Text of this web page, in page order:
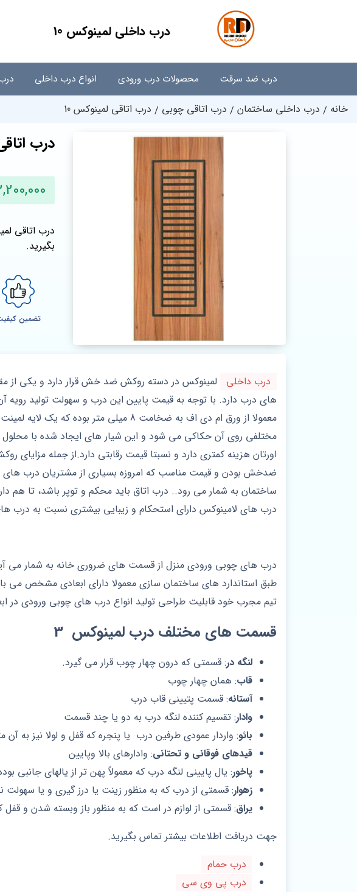
درب داخلی لمینوکس 10
درب ضد سرقت محصولات درب ورودی انواع درب داخلی
خانه درب داخلی ساختمان درب اتاقی چوبی درب اتاقی لمینوکس 10
درب
2,200,000
بگیرید.
تضمین
درب داخلی
لمینوکس در دسته روکش ضد خش قرار دارد و یکی از
های درب دارد. با توجه به قیمت پایین این درب و سهولت تولید رویه
مختلفی روی آن حکاکی می شود و این شیار های ایجاد شده با
اورتان هزینه کمتری دارد و نسبتا قیمت رقابتی دارد.از جمله
ضدخش بودن و قیمت مناسب که امروزه بسیاری از مشتریان درب های
ساختمان به شمار می رود.. درب اتاق باید محکم و توپر باشد، تا
درب های لامینوکس دارای استحکام و زیبایی بیشتری نسبت به درب
درب های چوبی ورودی منزل از قسمت های ضروری خانه به شمار
طبق استاندارد های ساختمان سازی معمولا دارای ابعادی مشخص
تیم مجرب خود قابلیت طراحی تولید انواع درب های چوبی ورودی در
قسمت های مختلف درب لمینوکس 3
لنگه در: قسمتی که درون چهار چوب قرار می گیرد.
قاب: همان چهار چوب
آستانه: قسمت پتیینی قاب درب
وادار: تقسیم کننده لنگه درب به دو یا چند قسمت
بائو: واردار عمودی طرفین درب یا پنجره که قفل و لولا نیز به
قیدهای فوقانی و تحتانی: وادارهای بالا وپایین
پاخور: یال پایینی لنگه درب که معمولاً پهن تر از یالهای
زهوار: قسمتی از درب که به منظور زینت یا درز گیری و یا
یراق: قسمتی از لوازم در است که به منظور باز وبسته شدن و قفل
جهت دریافت اطلاعات بیشتر تماس بگیرید.
درب حمام
درب پی وی سی